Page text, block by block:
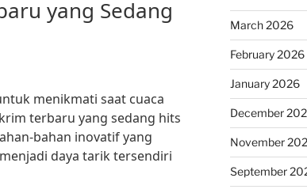
yang Sedang
menikmati saat cuaca
terbaru yang sedang hits
bahan inovatif yang
daya tarik tersendiri
March 2026
February 2026
January 2026
December
November
September